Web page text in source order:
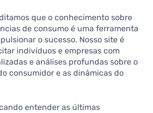
que o conhecimento sobre
de consumo é uma ferramenta
o sucesso. Nosso site é
indivíduos e empresas com
e análises profundas sobre o
consumidor e as dinâmicas do
entender as últimas